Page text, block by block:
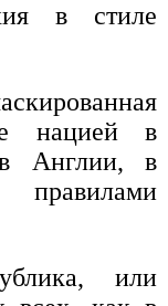
в стиле
нацией в
в Англии, в
или